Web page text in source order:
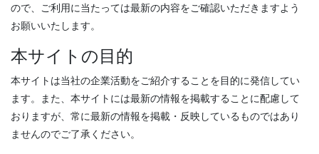
ので、ご利用に当たっては最新の内容をご確認いただきますよう
お願いいたします。
本サイトの目的
本サイトは当社の企業活動をご紹介することを目的に発信してい
ます。また、本サイトには最新の情報を掲載することに配慮して
おりますが、常に最新の情報を掲載・反映しているものではあり
ませんのでご了承ください。